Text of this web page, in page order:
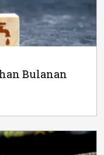
Bulanan